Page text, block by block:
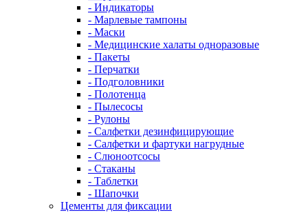
- Индикаторы
- Марлевые тампоны
- Маски
- Медицинские халаты одноразовые
- Пакеты
- Перчатки
- Подголовники
- Полотенца
- Пылесосы
- Рулоны
- Салфетки дезинфицирующие
- Салфетки и фартуки нагрудные
- Слюноотсосы
- Стаканы
- Таблетки
- Шапочки
Цементы для фиксации